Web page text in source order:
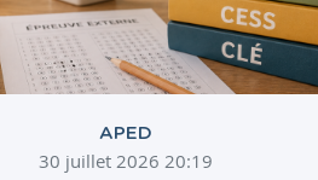
APED
30 juillet 2026 20:19